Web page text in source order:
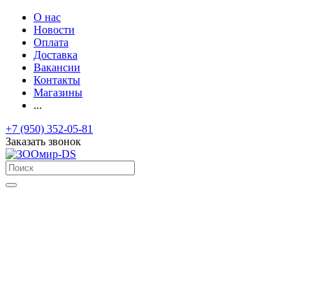
О нас
Новости
Оплата
Доставка
Вакансии
Контакты
Магазины
...
+7 (950) 352-05-81
Заказать звонок